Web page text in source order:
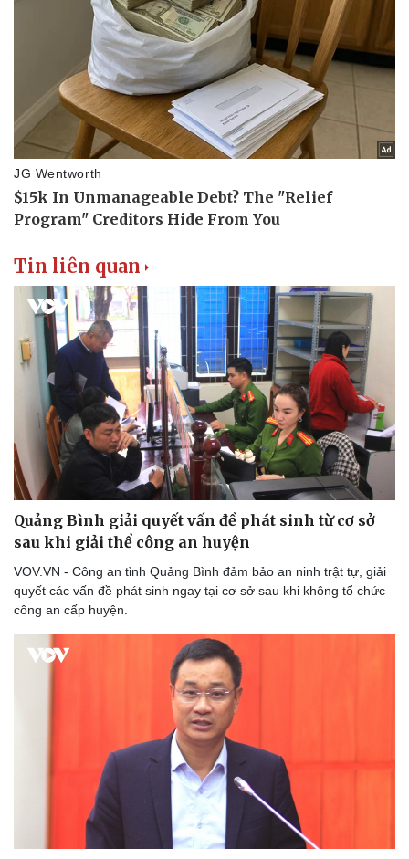
Thế giới thể thao
Ô tô - Xe máy
Ô tô
Xe máy
Tư vấn
Tin liên quan
Quảng Bình giải quyết vấn đề phát sinh từ cơ sở
sau khi giải thể công an huyện
VOV.VN - Công an tỉnh Quảng Bình đảm bảo an ninh trật tự, giải
quyết các vấn đề phát sinh ngay tại cơ sở sau khi không tổ chức
công an cấp huyện.